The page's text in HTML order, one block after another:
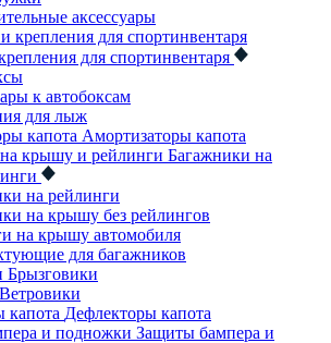
аксессуары
для спортинвентаря
к автобоксам
для лыж
Амортизаторы капота
Багажники на
на рейлинги
на крышу без рейлингов
на крышу автомобиля
для багажников
Брызговики
Ветровики
Дефлекторы капота
Защиты бампера и